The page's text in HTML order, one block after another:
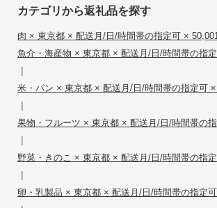
カテゴリから返礼品を探す
肉 × 東京都 × 配送月/日/時間帯の指定可 ×
魚介・海産物 × 東京都 × 配送月/日/時間帯の指
|
米・パン × 東京都 × 配送月/日/時間帯の指定可
|
果物・フルーツ × 東京都 × 配送月/日/時間帯の
|
野菜・きのこ × 東京都 × 配送月/日/時間帯の指
|
卵・乳製品 × 東京都 × 配送月/日/時間帯の指定